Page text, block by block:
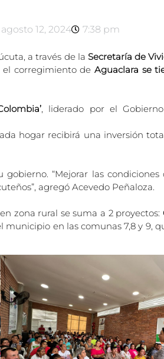
agosto 12, 2024 7:38 pm
a través de la Secretaría de
corregimiento de Aguaclara se
, liderado por el
hogar recibirá una inversión
“Mejorar las condiciones
agregó Acevedo Peñaloza.
zona rural se suma a 2 proyectos:
en las comunas 7,8 y 9,